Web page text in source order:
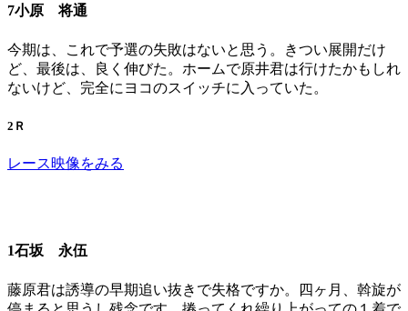
7小原 将通
今期は、これで予選の失敗はないと思う。きつい展開だけ
ど、最後は、良く伸びた。ホームで原井君は行けたかもしれ
ないけど、完全にヨコのスイッチに入っていた。
2Ｒ
レース映像をみる
1石坂 永伍
藤原君は誘導の早期追い抜きで失格ですか。四ヶ月、斡旋が